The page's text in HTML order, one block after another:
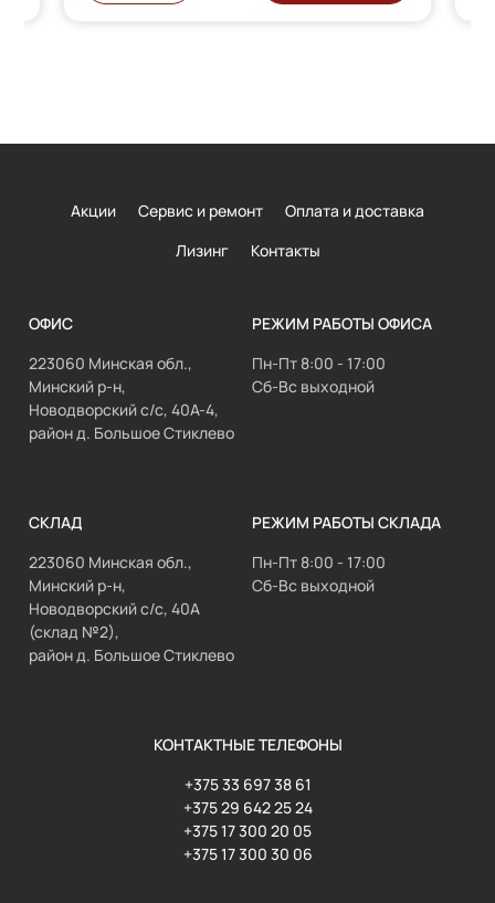
Акции Сервис и ремонт
Оплата и доставка
Лизинг
Контакты
ОФИС
223060 Минская обл.,
Минский р-н,
Новодворский с/с, 40А-4,
район д. Большое Стиклево
РЕЖИМ РАБОТЫ ОФИСА
Пн-Пт 8:00 - 17:00
Сб-Вс выходной
СКЛАД
223060 Минская обл.,
Минский р-н,
Новодворский с/с, 40А
(склад №2),
район д. Большое Стиклево
РЕЖИМ РАБОТЫ СКЛАДА
Пн-Пт 8:00 - 17:00
Сб-Вс выходной
КОНТАКТНЫЕ ТЕЛЕФОНЫ
+375 33 697 38 61
+375 29 642 25 24
+375 17 300 20 05
+375 17 300 30 06